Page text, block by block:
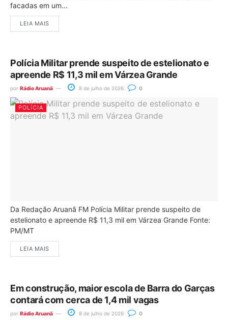
facadas em um...
LEIA MAIS
Polícia Militar prende suspeito de estelionato e
apreende R$ 11,3 mil em Várzea Grande
por Rádio Aruanã 8 de julho de 2026 0
POLÍCIA
Da Redação Aruanã FM Polícia Militar prende suspeito de
estelionato e apreende R$ 11,3 mil em Várzea Grande Fonte:
PM/MT
LEIA MAIS
Em construção, maior escola de Barra do Garças
contará com cerca de 1,4 mil vagas
por Rádio Aruanã 8 de julho de 2026 0